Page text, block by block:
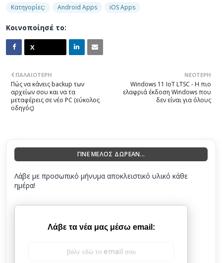
Κατηγορίες: Android Apps iOS Apps
Κοινοποίησέ το:
ΝΕΌΤΕΡΗ
Windows 11 IoT LTSC - Η πιο
ελαφριά έκδοση Windows που
δεν είναι για όλους
ΠΑΛΑΙΌΤΕΡΗ
Πώς να κάνεις backup των
αρχείων σου και να τα
μεταφέρεις σε νέο PC (εύκολος
οδηγός)
ΓΙΝΕ ΜΕΛΟΣ ΔΩΡΕΑΝ...
Λάβε με προσωπικό μήνυμα αποκλειστικό υλικό κάθε
ημέρα!
Λάβε τα νέα μας μέσω email: